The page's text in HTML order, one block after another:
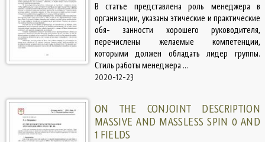
В статье представлена роль менеджера в
организации, указаны этические и практические
обя- занности хорошего руководителя,
перечислены желаемые компетенции,
которыми должен обладать лидер группы.
Стиль работы менеджера ...
2020-12-23
ON THE CONJOINT DESCRIPTION
MASSIVE AND MASSLESS SPIN 0 AND
1 FIELDS